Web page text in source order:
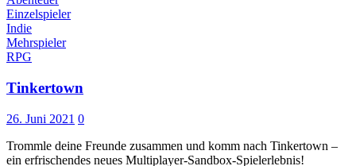
Einzelspieler
Indie
Mehrspieler
RPG
Tinkertown
26. Juni 2021 0
Trommle deine Freunde zusammen und komm nach Tinkertown –
ein erfrischendes neues Multiplayer-Sandbox-Spielerlebnis!